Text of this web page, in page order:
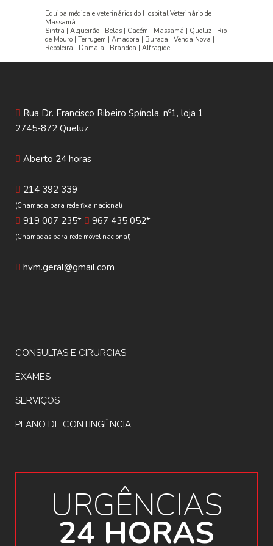
Equipa médica e veterinários do Hospital Veterinário de
Massamá
Sintra | Algueirão | Belas | Cacém | Massamá | Queluz | Rio
de Mouro | Terrugem | Amadora | Buraca | Venda Nova |
Reboleira | Damaia | Brandoa | Alfragide
Rua Dr. Francisco Ribeiro Spínola, nº1, loja 1
2745-872 Queluz
Aberto 24 horas
214 392 339
(Chamada para rede fixa nacional)
919 007 235* 967 435 052*
(Chamadas para rede móvel nacional)
hvm.geral@gmail.com
CONSULTAS E CIRURGIAS
EXAMES
SERVIÇOS
PLANO DE CONTINGÊNCIA
URGÊNCIAS
24 HORAS